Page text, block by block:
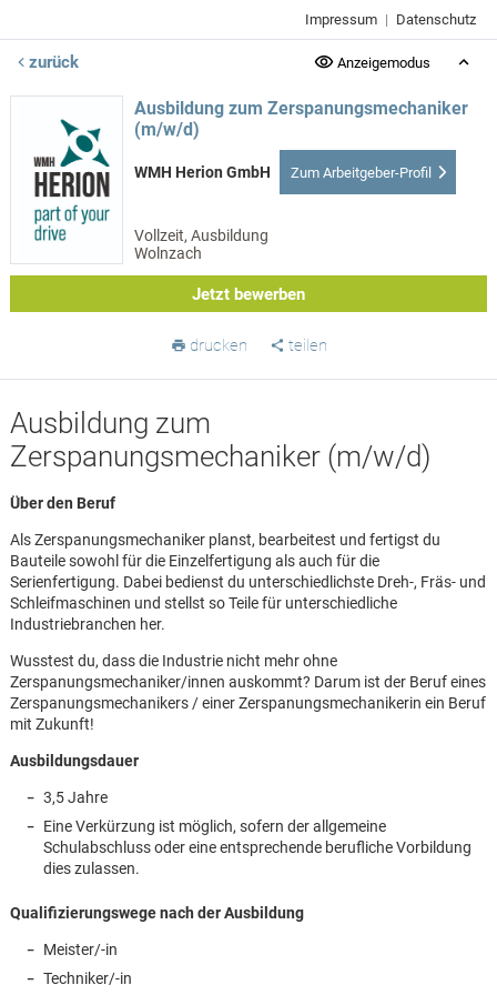
Impressum | Datenschutz
zurück Anzeigemodus
Ausbildung zum Zerspanungsmechaniker
(m/w/d)
WMH Herion GmbH Zum Arbeitgeber-Profil
Vollzeit, Ausbildung
Wolnzach
Jetzt bewerben
drucken teilen
Ausbildung zum
Zerspanungsmechaniker (m/w/d)
Über den Beruf
Als Zerspanungsmechaniker planst, bearbeitest und fertigst du
Bauteile sowohl für die Einzelfertigung als auch für die
Serienfertigung. Dabei bedienst du unterschiedlichste Dreh-, Fräs- und
Schleifmaschinen und stellst so Teile für unterschiedliche
Industriebranchen her.
Wusstest du, dass die Industrie nicht mehr ohne
Zerspanungsmechaniker/innen auskommt? Darum ist der Beruf eines
Zerspanungsmechanikers / einer Zerspanungsmechanikerin ein Beruf
mit Zukunft!
Ausbildungsdauer
3,5 Jahre
Eine Verkürzung ist möglich, sofern der allgemeine
Schulabschluss oder eine entsprechende berufliche Vorbildung
dies zulassen.
Qualifizierungswege nach der Ausbildung
Meister/-in
Techniker/-in